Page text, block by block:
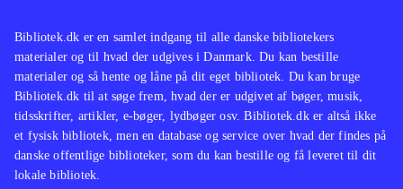
Bibliotek.dk er en samlet indgang til alle danske bibliotekers
materialer og til hvad der udgives i Danmark. Du kan bestille
materialer og så hente og låne på dit eget bibliotek. Du kan bruge
Bibliotek.dk til at søge frem, hvad der er udgivet af bøger, musik,
tidsskrifter, artikler, e-bøger, lydbøger osv. Bibliotek.dk er altså ikke
et fysisk bibliotek, men en database og service over hvad der findes på
danske offentlige biblioteker, som du kan bestille og få leveret til dit
lokale bibliotek.